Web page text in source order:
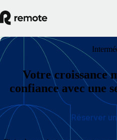
Votre croissance
confiance avec une
Réserver